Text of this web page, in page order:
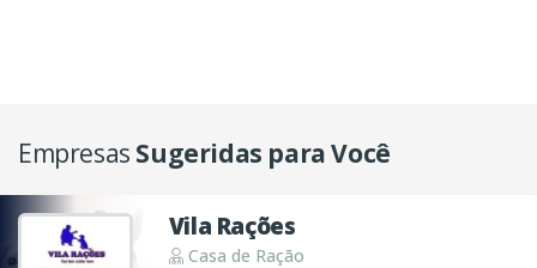
Empresas Sugeridas para Você
Vila Rações
Casa de Ração